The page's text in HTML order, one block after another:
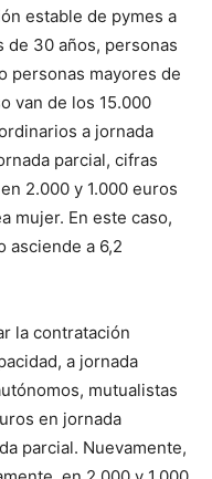
estable de pymes a
de 30 años, personas
personas mayores de
van de los 15.000
a jornada
parcial, cifras
2.000 y 1.000 euros
mujer. En este caso,
asciende a 6,2
la contratación
a jornada
mutualistas
en jornada
parcial. Nuevamente,